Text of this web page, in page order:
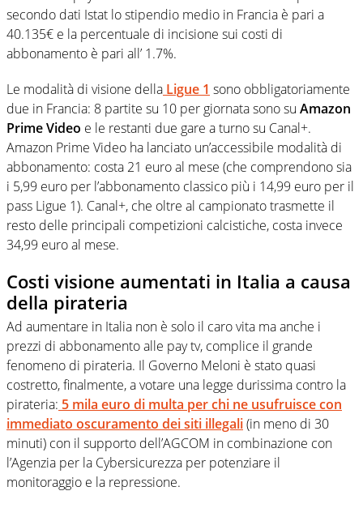
secondo dati Istat lo stipendio medio in Francia è pari a
40.135€ e la percentuale di incisione sui costi di
abbonamento è pari all’ 1.7%.
Le modalità di visione della Ligue 1 sono obbligatoriamente
due in Francia: 8 partite su 10 per giornata sono su Amazon
Prime Video e le restanti due gare a turno su Canal+.
Amazon Prime Video ha lanciato un’accessibile modalità di
abbonamento: costa 21 euro al mese (che comprendono sia
i 5,99 euro per l’abbonamento classico più i 14,99 euro per il
pass Ligue 1). Canal+, che oltre al campionato trasmette il
resto delle principali competizioni calcistiche, costa invece
34,99 euro al mese.
Costi visione aumentati in Italia a causa
della pirateria
Ad aumentare in Italia non è solo il caro vita ma anche i
prezzi di abbonamento alle pay tv, complice il grande
fenomeno di pirateria. Il Governo Meloni è stato quasi
costretto, finalmente, a votare una legge durissima contro la
pirateria: 5 mila euro di multa per chi ne usufruisce con
immediato oscuramento dei siti illegali(in meno di 30
minuti) con il supporto dell’AGCOM in combinazione con
l’Agenzia per la Cybersicurezza per potenziare il
monitoraggio e la repressione.